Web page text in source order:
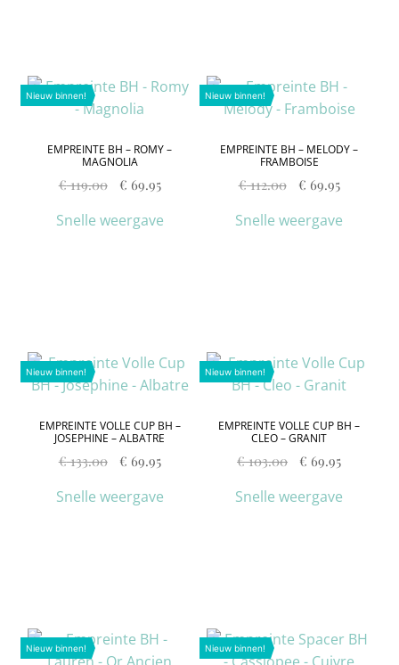
EMPREINTE BH – ROMY –
MAGNOLIA
Nieuw binnen!
€119.00 € 69.95
Snelle weergave
EMPREINTE BH – MELODY –
FRAMBOISE
Nieuw binnen!
€112.00 € 69.95
Snelle weergave
EMPREINTE VOLLE CUP BH –
JOSEPHINE – ALBATRE
Nieuw binnen!
€133.00 € 69.95
Snelle weergave
EMPREINTE VOLLE CUP BH –
CLEO – GRANIT
Nieuw binnen!
€103.00 € 69.95
Snelle weergave
Nieuw binnen! Nieuw binnen!